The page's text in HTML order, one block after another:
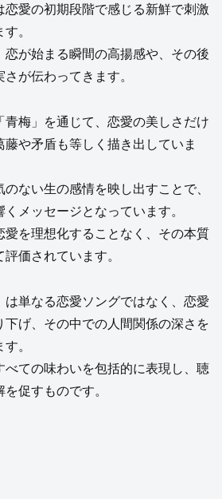
恋愛の初期段階で感じる新鮮で刺激
。
恋が始まる瞬間の高揚感や、その後
が伝わってきます。
青梅」を通じて、恋愛の美しさだけ
や矛盾も等しく描き出していま
ない生の感情を映し出すことで、
メッセージとなっています。
愛を理想化することなく、その本質
価されています。
は単なる恋愛ソングではなく、恋愛
下げ、その中での人間関係の深さを
。
べての味わいを包括的に表現し、聴
促すものです。